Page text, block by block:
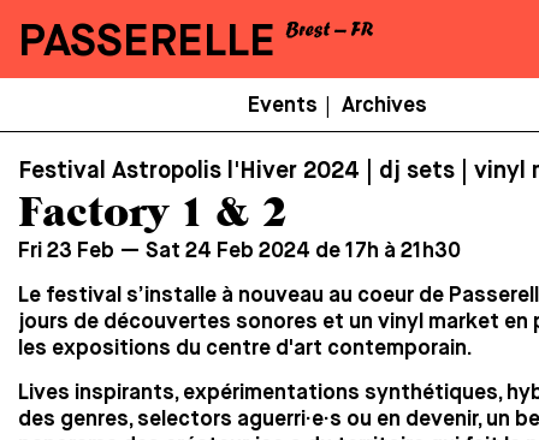
PASSERELLE
Secondaire
Events Archives
Festival Astropolis l'Hiver 2024 | dj sets | vinyl
Factory 1 & 2
Fri 23 Feb — Sat 24 Feb 2024 de 17h à 21h30
Le festival s’installe à nouveau au coeur de
jours de découvertes sonores et un vinyl market en
les expositions du centre d'art contemporain.
Lives inspirants, expérimentations synthétiques,
des genres, selectors aguerri·e·s ou en devenir, un